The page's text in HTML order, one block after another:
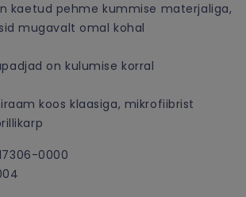
kaetud pehme kummise materjaliga,
mugavalt omal kohal
on kulumise korral
koos klaasiga, mikrofiibrist
0000